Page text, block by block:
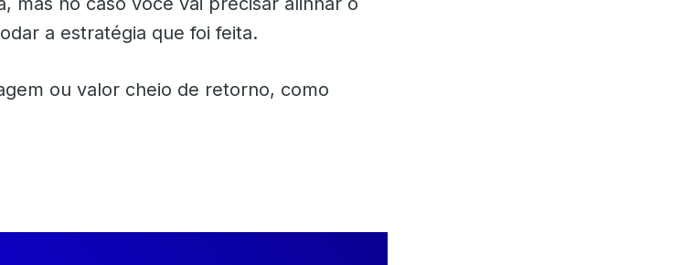
a estratégia que foi feita.
ou valor cheio de retorno, como